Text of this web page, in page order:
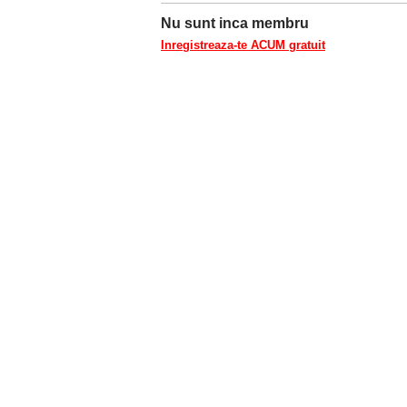
Nu sunt inca membru
Inregistreaza-te ACUM gratuit